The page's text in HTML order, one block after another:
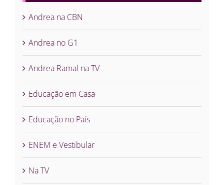
Andrea na CBN
Andrea no G1
Andrea Ramal na TV
Educação em Casa
Educação no País
ENEM e Vestibular
Na TV